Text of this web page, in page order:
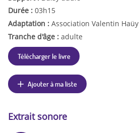
Durée : 03h15
Adaptation : Association Valentin Haüy
Tranche d'âge : adulte
Télécharger le livre
Ajouter à ma liste
Extrait sonore